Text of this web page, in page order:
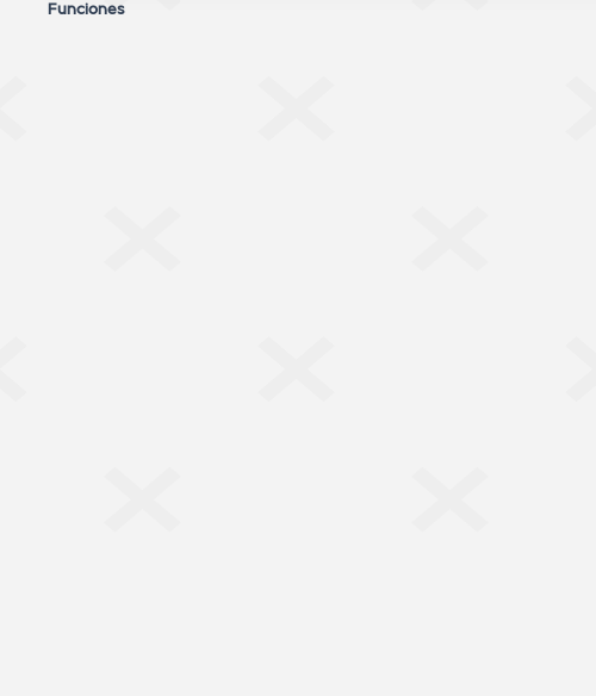
Funciones